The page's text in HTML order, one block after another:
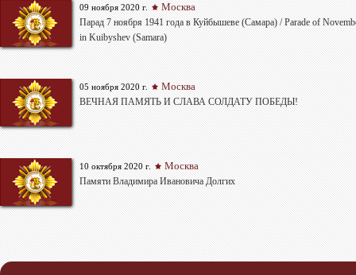
09 ноября 2020 г. Москва
Парад 7 ноября 1941 года в Куйбышеве (Самара) / Parade of
in Kuibyshev (Samara)
05 ноября 2020 г. Москва
ВЕЧНАЯ ПАМЯТЬ И СЛАВА СОЛДАТУ ПОБЕДЫ!
10 октября 2020 г. Москва
Памяти Владимира Ивановича Долгих